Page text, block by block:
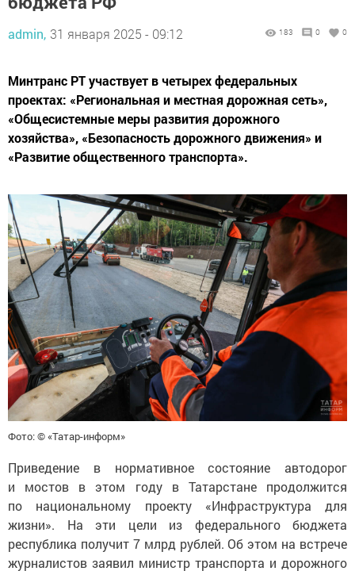
admin, 31 января 2025 - 09:12 183 0 0
Минтранс РТ участвует в четырех федеральных
проектах: «Региональная и местная дорожная сеть»,
«Общесистемные меры развития дорожного
хозяйства», «Безопасность дорожного движения» и
«Развитие общественного транспорта».
Фото: © «Татар-информ»
Приведение в нормативное состояние автодорог
и мостов в этом году в Татарстане продолжится
по национальному проекту «Инфраструктура для
жизни». На эти цели из федерального бюджета
республика получит 7 млрд рублей. Об этом на встрече
журналистов заявил министр транспорта и дорожного